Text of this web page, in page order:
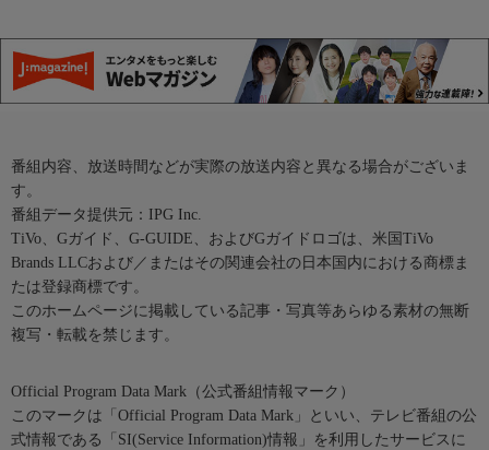
番組内容、放送時間などが実際の放送内容と異なる場合がございま
す。
番組データ提供元：IPG Inc.
TiVo、Gガイド、G-GUIDE、およびGガイドロゴは、米国TiVo
Brands LLCおよび／またはその関連会社の日本国内における商標ま
たは登録商標です。
このホームページに掲載している記事・写真等あらゆる素材の無断
複写・転載を禁じます。
Official Program Data Mark（公式番組情報マーク）
このマークは「Official Program Data Mark」といい、テレビ番組の公
式情報である「SI(Service Information)情報」を利用したサービスに